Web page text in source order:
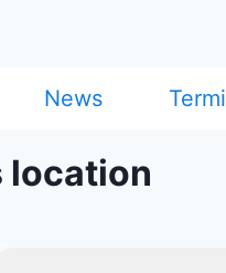
News
location